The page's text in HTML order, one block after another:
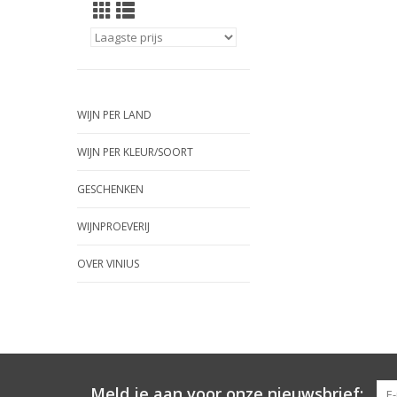
WIJN PER LAND
WIJN PER KLEUR/SOORT
GESCHENKEN
WIJNPROEVERIJ
OVER VINIUS